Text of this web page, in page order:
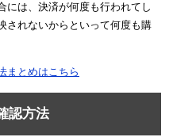
には、決済が何度も行われてし
されないからといって何度も購
まとめはこちら
認方法